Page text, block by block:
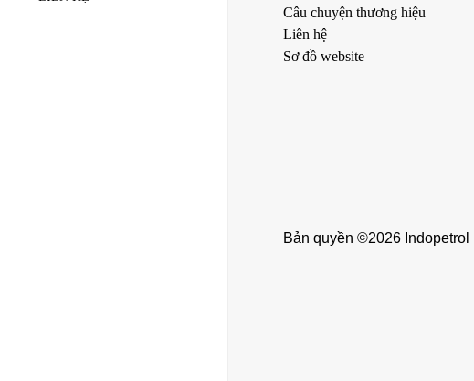
Câu chuyện thương hiệu
Liên hệ
Sơ đồ website
Bản quyền ©2026 Indopetrol |